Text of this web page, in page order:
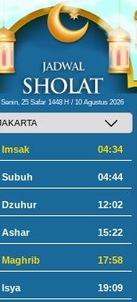
Senin, 25 Safar 1448 H / 10 Agustus 2026
Imsak 04:34
Subuh 04:44
Dzuhur 12:02
Ashar 15:22
Maghrib 17:58
Isya 19:09